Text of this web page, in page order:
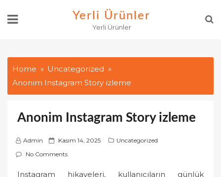
Yerli Ürünler
Yerli Ürünler
Home
Uncategorized
Anonim Instagram Story izleme
Anonim Instagram Story izleme
Admin
P
o
t
Kasım 14, 2025
Uncategorized
No Comments
Instagram hikayeleri, kullanıcıların günlük